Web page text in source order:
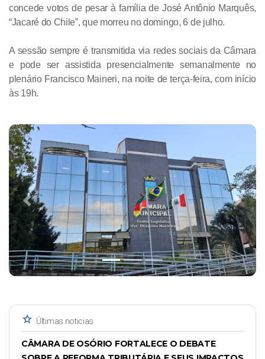
concede votos de pesar à família de José Antônio Marquês,
“Jacaré do Chile”, que morreu no domingo, 6 de julho.
A sessão sempre é transmitida via redes sociais da Câmara
e pode ser assistida presencialmente semanalmente no
plenário Francisco Maineri, na noite de terça-feira, com início
às 19h.
Previous Next
star Últimas noticias
CÂMARA DE OSÓRIO FORTALECE O DEBATE